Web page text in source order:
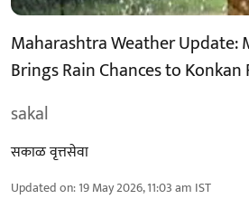
Maharashtra Weather Update:
Brings Rain Chances to Konkan
sakal
सकाळ वृत्तसेवा
Updated on:19 May 2026, 11:03 am IST